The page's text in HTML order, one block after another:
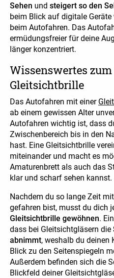
Sehen und steigert so den
beim Blick auf digitale
beim Autofahren. Das
ermüdungsfreier für deine
länger konzentriert.
Wissenswertes
Gleitsichtbrille
Das Autofahren mit einer
ab einem gewissen Alter
Autofahren wichtig ist, dass
Zwischenbereich bis in den
hast. Eine Gleitsichtbrille
miteinander und macht es
Amaturenbrett als auch das
klar und scharf sehen kannst.
Nachdem du so lange Zeit
gefahren bist, musst du dich
Gleitsichtbrille gewöhnen.
dass bei Gleitsichtgläsern die
abnimmt, weshalb du deinen
Blick zu den Seitenspiegeln
Außerdem befinden sich die
Blickfeld deiner